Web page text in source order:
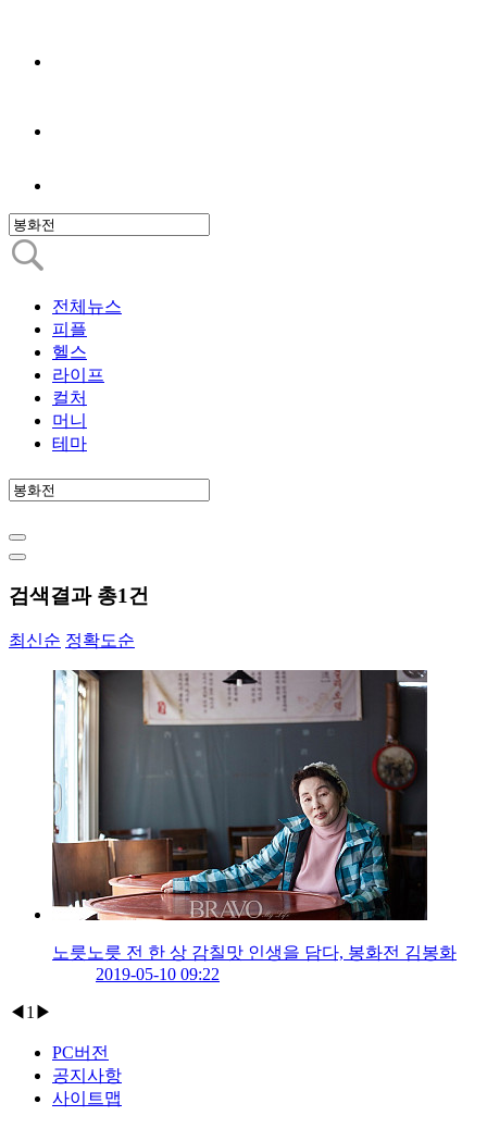
전체뉴스
피플
헬스
라이프
컬처
머니
테마
검색결과 총1건
최신순 정확도순
노릇노릇 전 한 상 감칠맛 인생을 담다, 봉화전 김봉화
2019-05-10 09:22
◀ 1 ▶
PC버전
공지사항
사이트맵